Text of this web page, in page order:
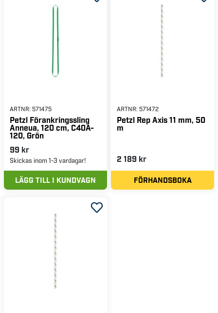
och tecken på UV-skador eller kemisk förorening.
Användare bör också kontrollera falldämpare och
anslutningskarbiner för att säkerställa att de inte är
skadade eller slits ut. Regelbunden inspektion och
korrekt underhåll förlänger säkerhetslinornas livslängd
och säkerställer att de alltid är redo att erbjuda maximalt
skydd när de behövs. Att följa tillverkarens
ARTNR: 571475
Petzl Förankringssling
Anneua, 120 cm, C40A-
120, Grön
99 kr
Skickas inom 1-3 vardagar!
LÄGG TILL I KUNDVAGN
ARTNR: 571472
Petzl Rep Axis 11 mm, 50
m
2 189 kr
FÖRHANDSBOKA